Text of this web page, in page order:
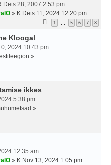
Dets 28, 2007 2:53 pm
» K Dets 11, 2024 12:20 pm
1 5 6 7 8
Kloogal
2024 10:43 pm
»
ikkes
5:38 pm
»
12:35 am
» K Nov 13, 2024 1:05 pm